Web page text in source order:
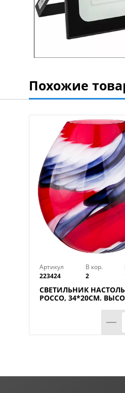
Похожие
Артикул
223424
В кор.
2
СВЕТИЛЬНИК
РОССО, 34*20СМ.